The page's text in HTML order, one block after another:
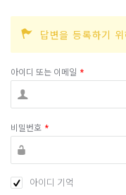
답변을 등록하기
아이디 또는 이메일 *
비밀번호 *
아이디 기억